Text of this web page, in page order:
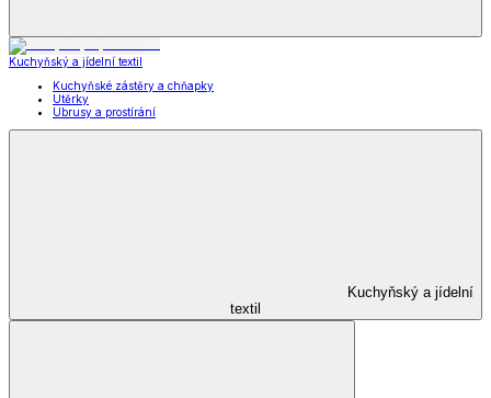
Kuchyňský a jídelní textil
Kuchyňské zástěry a chňapky
Utěrky
Ubrusy a prostírání
Kuchyňský a jídelní
textil